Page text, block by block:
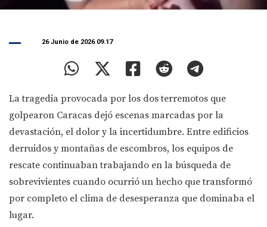
26 Junio de 2026 09.17
La tragedia provocada por los dos terremotos que
golpearon Caracas dejó escenas marcadas por la
devastación, el dolor y la incertidumbre. Entre edificios
derruidos y montañas de escombros, los equipos de
rescate continuaban trabajando en la búsqueda de
sobrevivientes cuando ocurrió un hecho que transformó
por completo el clima de desesperanza que dominaba el
lugar.